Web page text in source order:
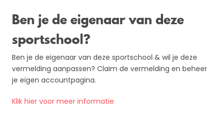
Ben je de eigenaar van deze
sportschool?
Ben je de eigenaar van deze sportschool & wil je deze
vermelding aanpassen? Claim de vermelding en beheer
je eigen accountpagina.
Klik hier voor meer informatie